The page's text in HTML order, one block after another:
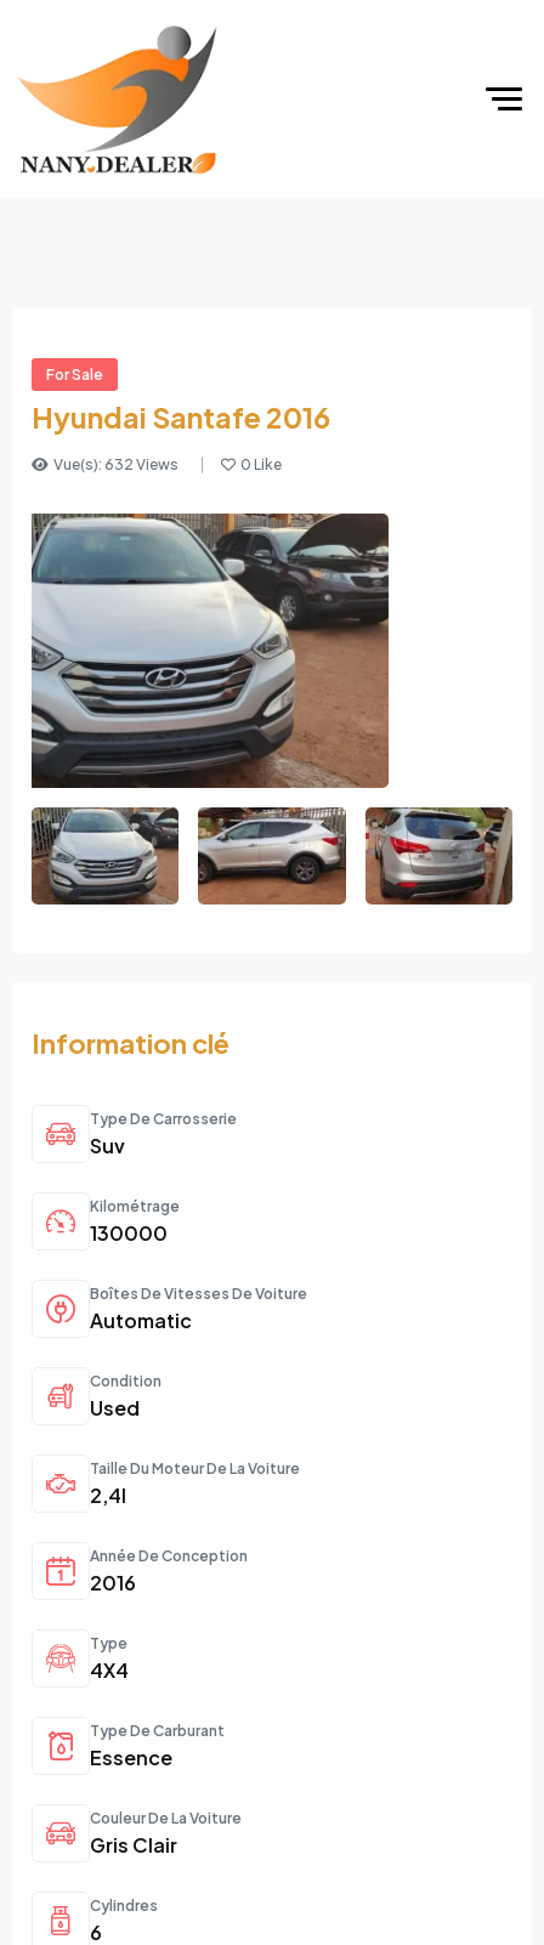
For Sale
Hyundai Santafe 2016
Vue(s): 632 Views 0 Like
Information clé
Type De Carrosserie
Suv
Kilométrage
130000
Boîtes De Vitesses De Voiture
Automatic
Condition
Used
Taille Du Moteur De La Voiture
2,4l
Année De Conception
2016
Type
4X4
Type De Carburant
Essence
Couleur De La Voiture
Gris Clair
Cylindres
6